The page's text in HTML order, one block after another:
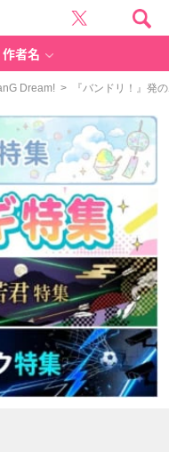
作者名
Dream! > 『バンドリ！』発